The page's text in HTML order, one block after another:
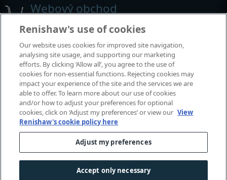
Webový obchod
Renishaw's use of cookies
Our website uses cookies for improved site navigation,
analysing site usage, and supporting our marketing
efforts. By clicking ‘Allow all’, you agree to the use of
cookies for non-essential functions. Rejecting cookies may
impact your experience of the site and the services we are
able to offer. To learn more about our use of cookies
and/or how to adjust your preferences for optional
cookies, click on ‘Adjust my preferences’ or view our View
Renishaw's cookie policy here
Adjust my preferences
Accept only necessary